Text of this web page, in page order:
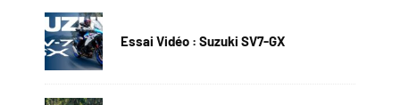
Essai Vidéo : Suzuki SV7-GX